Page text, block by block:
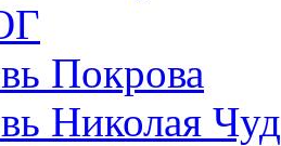
Покрова
Николая